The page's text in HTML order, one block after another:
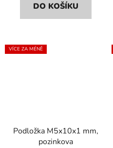
DO KOŠÍKU
VÍCE ZA MÉNĚ
Podložka M5x10x1 mm,
pozinkova